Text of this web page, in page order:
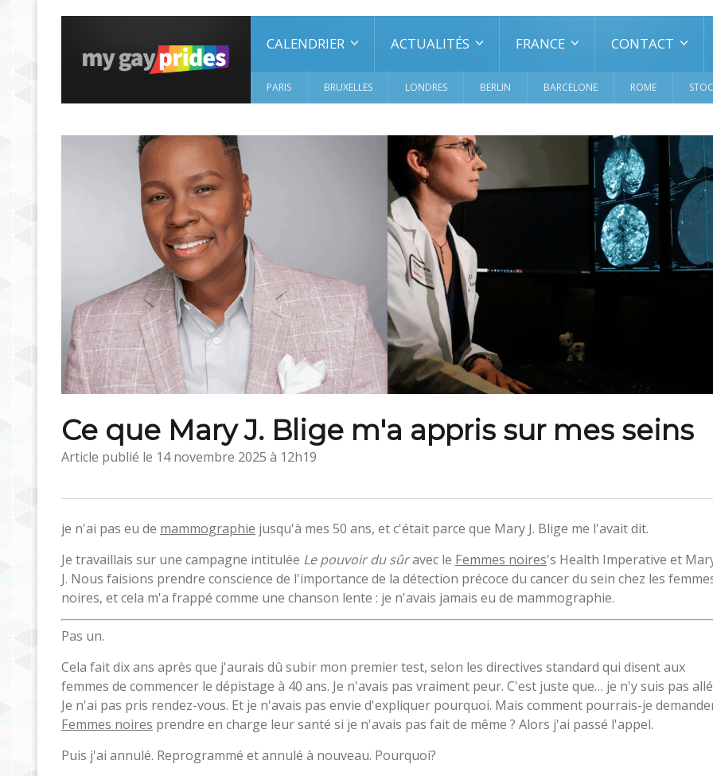
CALENDRIER ACTUALITÉS FRANCE CONTACT
PARIS BRUXELLES LONDRES BERLIN BARCELONE ROME
Ce que Mary J. Blige m'a appris sur mes seins
Article publié le 14 novembre 2025 à 12h19
je n'ai pas eu de mammographie jusqu'à mes 50 ans, et c'était parce que Mary J. Blige me l'avait dit.
Je travaillais sur une campagne intitulée Le pouvoir du sûravec le Femmes noires's Health Imperative et
J. Nous faisions prendre conscience de l'importance de la détection précoce du cancer du sein chez les
noires, et cela m'a frappé comme une chanson lente : je n'avais jamais eu de mammographie.
Pas un.
Cela fait dix ans après que j'aurais dû subir mon premier test, selon les directives standard qui disent aux
femmes de commencer le dépistage à 40 ans. Je n'avais pas vraiment peur. C'est juste que… je n'y suis pas
Je n'ai pas pris rendez-vous. Et je n'avais pas envie d'expliquer pourquoi. Mais comment pourrais-je
Femmes noires prendre en charge leur santé si je n'avais pas fait de même ? Alors j'ai passé l'appel.
Puis j'ai annulé. Reprogrammé et annulé à nouveau. Pourquoi?